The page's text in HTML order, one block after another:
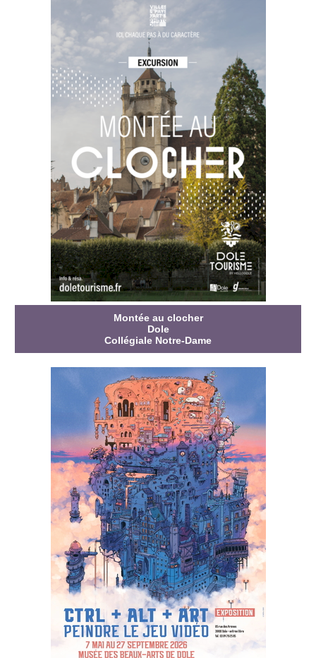
Montée au clocher
Dole
Collégiale Notre-Dame